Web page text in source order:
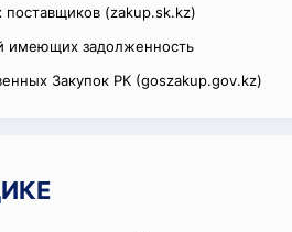
(zakup.sk.kz)
имеющих задолженность
Закупок РК (goszakup.gov.kz)